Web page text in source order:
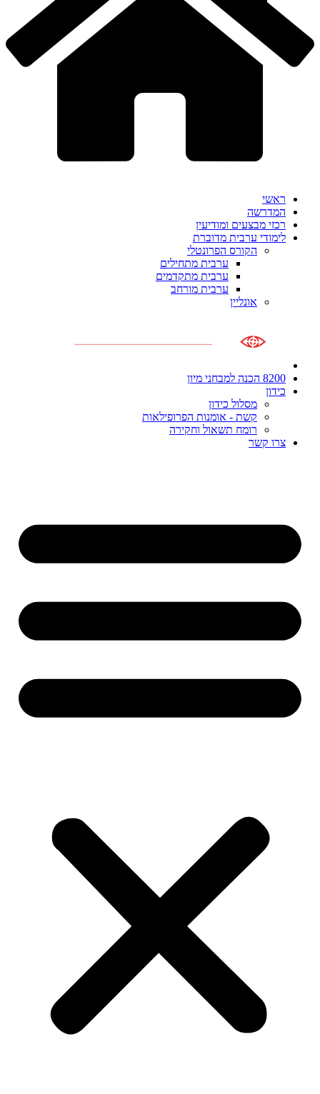
ראשי
המדרשה
רכזי מבצעים ומודיעין
לימודי ערבית מדוברת
הקורס הפרונטלי
ערבית מתחילים
ערבית מתקדמים
ערבית מורחב
אונליין
8200 הכנה למבחני מיון
כידון
מסלול כידון
קשת - אומנות הפרופילאות
רומח תשאול וחקירה
צרו קשר